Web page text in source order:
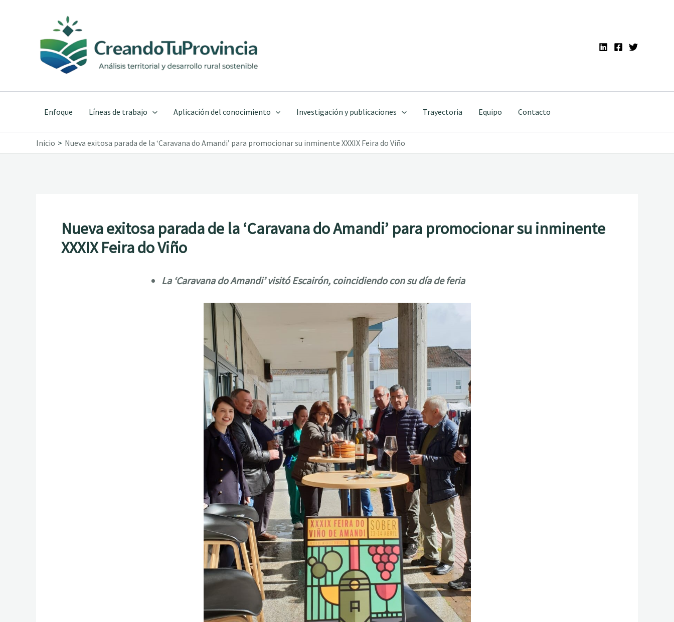
contenido
Enfoque Líneas de trabajo Aplicación del conocimiento Investigación y publicaciones Trayectoria Equipo Contacto
Inicio Nueva exitosa parada de la ‘Caravana do Amandi’ para promocionar su inminente XXXIX Feira do Viño
Nueva exitosa parada de la ‘Caravana do Amandi’ para promocionar su inminente
XXXIX Feira do Viño
La ‘Caravana do Amandi’ visitó Escairón, coincidiendo con su día de feria